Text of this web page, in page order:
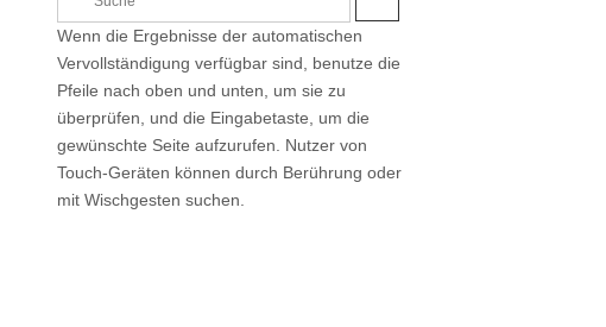
e
f
H
E
Wenn die Ergebnisse der automatischen
Vervollständigung verfügbar sind, benutze die
Pfeile nach oben und unten, um sie zu
überprüfen, und die Eingabetaste, um die
gewünschte Seite aufzurufen. Nutzer von
Touch-Geräten können durch Berührung oder
mit Wischgesten suchen.